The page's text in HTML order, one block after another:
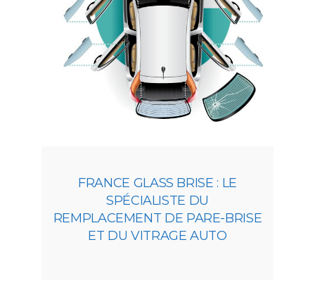
FRANCE GLASS BRISE : LE
SPÉCIALISTE DU
REMPLACEMENT DE PARE-BRISE
ET DU VITRAGE AUTO